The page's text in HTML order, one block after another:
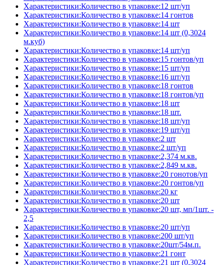
Характеристики:Количество в упаковке:12 шт/уп
Характеристики:Количество в упаковке:14 гонтов
Характеристики:Количество в упаковке:14 шт
Характеристики:Количество в упаковке:14 шт (0,3024
м.куб)
Характеристики:Количество в упаковке:14 шт/уп
Характеристики:Количество в упаковке:15 гонтов/уп
Характеристики:Количество в упаковке:15 шт/уп
Характеристики:Количество в упаковке:16 шт/уп
Характеристики:Количество в упаковке:18 гонтов
Характеристики:Количество в упаковке:18 гонтов/уп
Характеристики:Количество в упаковке:18 шт
Характеристики:Количество в упаковке:18 шт.
Характеристики:Количество в упаковке:18 шт/уп
Характеристики:Количество в упаковке:19 шт/уп
Характеристики:Количество в упаковке:2 шт
Характеристики:Количество в упаковке:2 шт/уп
Характеристики:Количество в упаковке:2,374 м.кв.
Характеристики:Количество в упаковке:2,849 м.кв.
Характеристики:Количество в упаковке:20 гонотов/уп
Характеристики:Количество в упаковке:20 гонтов/уп
Характеристики:Количество в упаковке:20 кг
Характеристики:Количество в упаковке:20 шт
Характеристики:Количество в упаковке:20 шт, мп/1шт. -
2,5
Характеристики:Количество в упаковке:20 шт/уп
Характеристики:Количество в упаковке:200 шт/уп
Характеристики:Количество в упаковке:20шт/54м.п.
Характеристики:Количество в упаковке:21 гонт
Характеристики:Количество в упаковке:21 шт (0,3024